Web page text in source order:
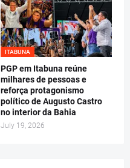
ITABUNA
PGP em Itabuna reúne
milhares de pessoas e
reforça protagonismo
político de Augusto Castro
no interior da Bahia
July 19, 2026